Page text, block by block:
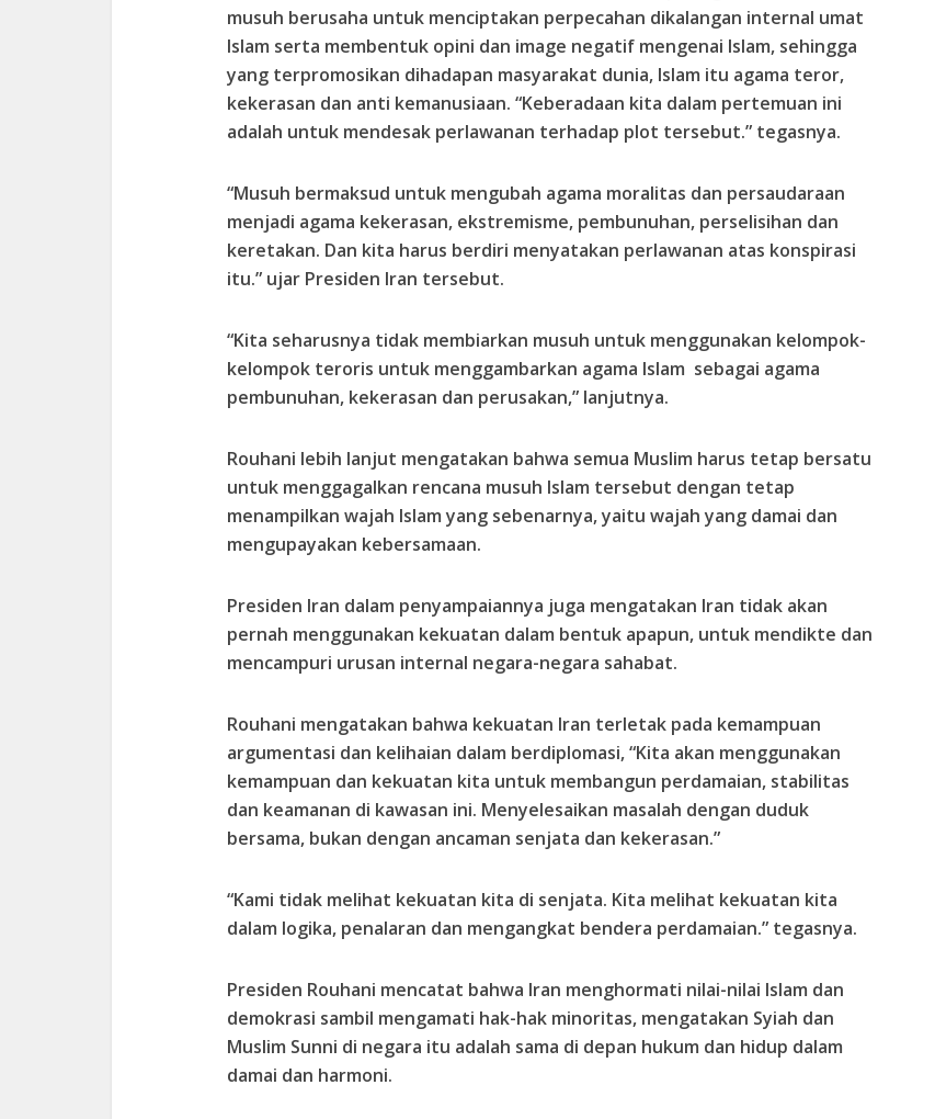
musuh berusaha untuk menciptakan perpecahan dikalangan internal umat
Islam serta membentuk opini dan image negatif mengenai Islam, sehingga
yang terpromosikan dihadapan masyarakat dunia, Islam itu agama teror,
kekerasan dan anti kemanusiaan. “Keberadaan kita dalam pertemuan ini
adalah untuk mendesak perlawanan terhadap plot tersebut.” tegasnya.
“Musuh bermaksud untuk mengubah agama moralitas dan persaudaraan
menjadi agama kekerasan, ekstremisme, pembunuhan, perselisihan dan
keretakan. Dan kita harus berdiri menyatakan perlawanan atas konspirasi
itu.” ujar Presiden Iran tersebut.
“Kita seharusnya tidak membiarkan musuh untuk menggunakan kelompok-
kelompok teroris untuk menggambarkan agama Islam sebagai agama
pembunuhan, kekerasan dan perusakan,” lanjutnya.
Rouhani lebih lanjut mengatakan bahwa semua Muslim harus tetap bersatu
untuk menggagalkan rencana musuh Islam tersebut dengan tetap
menampilkan wajah Islam yang sebenarnya, yaitu wajah yang damai dan
mengupayakan kebersamaan.
Presiden Iran dalam penyampaiannya juga mengatakan Iran tidak akan
pernah menggunakan kekuatan dalam bentuk apapun, untuk mendikte dan
mencampuri urusan internal negara-negara sahabat.
Rouhani mengatakan bahwa kekuatan Iran terletak pada kemampuan
argumentasi dan kelihaian dalam berdiplomasi, “Kita akan menggunakan
kemampuan dan kekuatan kita untuk membangun perdamaian, stabilitas
dan keamanan di kawasan ini. Menyelesaikan masalah dengan duduk
bersama, bukan dengan ancaman senjata dan kekerasan.”
“Kami tidak melihat kekuatan kita di senjata. Kita melihat kekuatan kita
dalam logika, penalaran dan mengangkat bendera perdamaian.” tegasnya.
Presiden Rouhani mencatat bahwa Iran menghormati nilai-nilai Islam dan
demokrasi sambil mengamati hak-hak minoritas, mengatakan Syiah dan
Muslim Sunni di negara itu adalah sama di depan hukum dan hidup dalam
damai dan harmoni.